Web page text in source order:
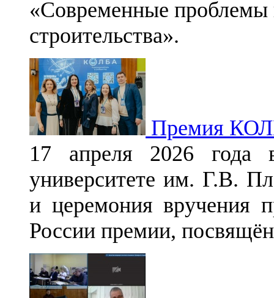
«Современные проблемы
строительства».
Премия
17 апреля 2026 года в
университете им. Г.В.
и церемония вручения
России премии,